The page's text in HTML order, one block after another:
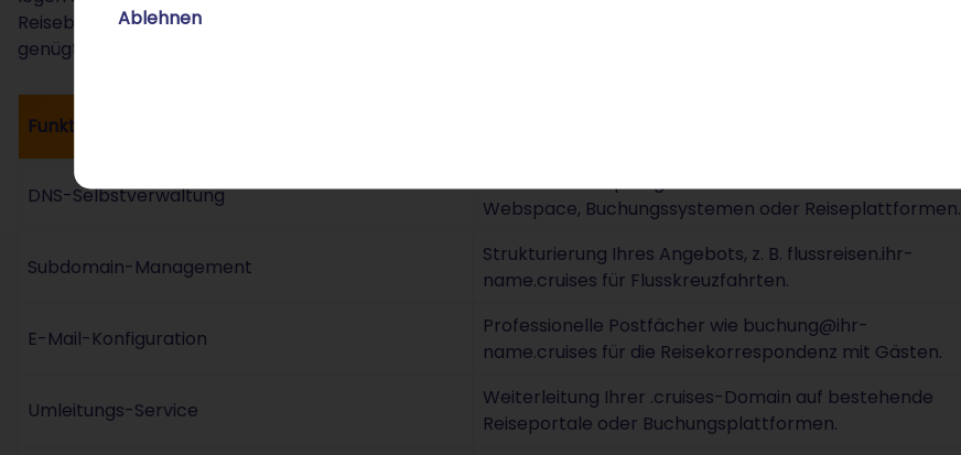
Ablehnen
Reisebüro beispielsweise neben der Hauptseite einen eigenen Bereich für Last-Minute-Kreuzfahrten benötigt,
genügt eine Subdomain wie „lastminute.ihr-name.cruises".
Funktion
DNS-Selbstverwaltung
Flexible Verknüpfung Ihrer .cruises-Domain mit
Webspace, Buchungssystemen oder Reiseplattformen.
Subdomain-Management
Strukturierung Ihres Angebots, z. B. flussreisen.ihr-
name.cruises für Flusskreuzfahrten.
E-Mail-Konfiguration
Professionelle Postfächer wie buchung@ihr-
name.cruises für die Reisekorrespondenz mit Gästen.
Umleitungs-Service
Weiterleitung Ihrer .cruises-Domain auf bestehende
Reiseportale oder Buchungsplattformen.